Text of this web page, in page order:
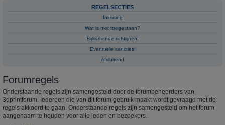
e
REGELSECTIES
Inleiding
Wat is niet toegestaan?
Bijkomende richtlijnen!
Eventuele sancties!
Afsluitend
Forumregels
Onderstaande regels zijn samengesteld door de forumbeheerders van
3dprintforum. Iedereen die van dit forum gebruik maakt wordt gevraagd met de
regels akkoord te gaan. Onderstaande regels zijn samengesteld om het forum
aangenaam te houden voor alle leden en bezoekers.